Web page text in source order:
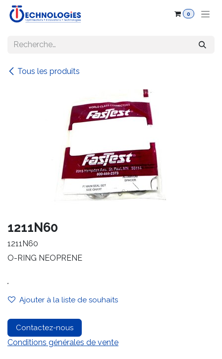
Se rendre au contenu
0
Tous les produits
1211N60
1211N60
O-RING NEOPRENE
.
Ajouter à la liste de souhaits
Contactez-nous
Conditions générales de vente